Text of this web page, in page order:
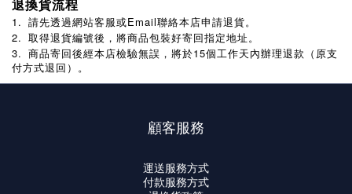
退換貨流程
1. 請先透過網站客服或Email聯絡本店申請退貨。
2. 取得退貨編號後，將商品包裝好寄回指定地址。
3.
商品寄回後經本店檢驗無誤，將於15個工作天內辦理退款（原支
付方式退回）。
顧客服務
運送服務方式
付款服務方式